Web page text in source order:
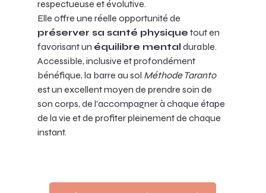
respectueuse et évolutive.
Elle offre une réelle opportunité de
préserver sa santé physique tout en
favorisant un équilibre mental durable.
Accessible, inclusive et profondément
bénéfique, la barre au sol Méthode Taranto
est un excellent moyen de prendre soin de
son corps, de l’accompagner à chaque étape
de la vie et de profiter pleinement de chaque
instant.